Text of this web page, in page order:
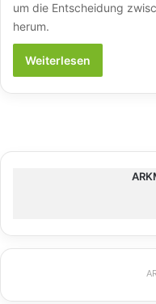
um die Entscheidung
herum.
Weiterlesen